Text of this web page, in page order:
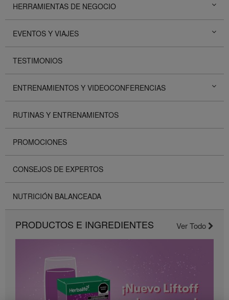
HERRAMIENTAS DE NEGOCIO
EVENTOS Y VIAJES
TESTIMONIOS
ENTRENAMIENTOS Y VIDEOCONFERENCIAS
RUTINAS Y ENTRENAMIENTOS
PROMOCIONES
CONSEJOS DE EXPERTOS
NUTRICIÓN BALANCEADA
PRODUCTOS E INGREDIENTES Ver Todo